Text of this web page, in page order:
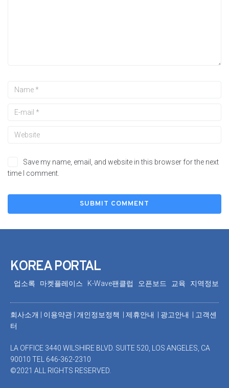
Save my name, email, and website in this browser for the next
time I comment.
KOREA PORTAL
업소록 마켓플레이스 K-Wave팬클럽 오픈보드 교육 지역정보
회사소개 이용약관 개인정보정책 | 제휴안내 | 광고안내
고객센
터
LA OFFICE 3440 WILSHIRE BLVD. SUITE 520, LOS ANGELES, CA
90010 TEL 646-362-2310
©2021 ALL RIGHTS RESERVED.